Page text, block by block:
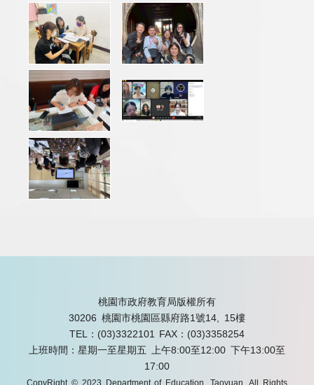
桃園市政府教育局版權所有
30206 桃園市桃園區縣府路1號14, 15樓
TEL：(03)3322101
FAX：(03)3358254
上班時間：星期一至星期五 上午8:00至12:00 下午13:00至
17:00
CopyRight © 2023 Department of Education, Taoyuan. All Rights